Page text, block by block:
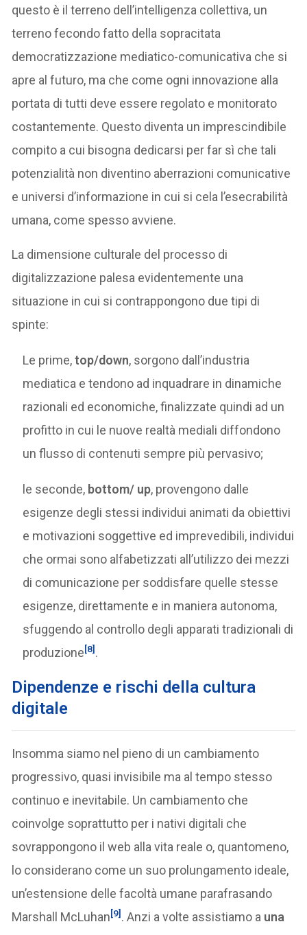
questo è il terreno dell’intelligenza collettiva, un
terreno fecondo fatto della sopracitata
democratizzazione mediatico-comunicativa che si
apre al futuro, ma che come ogni innovazione alla
portata di tutti deve essere regolato e monitorato
costantemente. Questo diventa un imprescindibile
compito a cui bisogna dedicarsi per far sì che tali
potenzialità non diventino aberrazioni comunicative
e universi d’informazione in cui si cela l’esecrabilità
umana, come spesso avviene.
La dimensione culturale del processo di
digitalizzazione palesa evidentemente una
situazione in cui si contrappongono due tipi di
spinte:
Le prime,top/down, sorgono dall’industria
mediatica e tendono ad inquadrare in dinamiche
razionali ed economiche, finalizzate quindi ad un
profitto in cui le nuove realtà mediali diffondono
un flusso di contenuti sempre più pervasivo;
le seconde, bottom/ up, provengono dalle
esigenze degli stessi individui animati da obiettivi
e motivazioni soggettive ed imprevedibili, individui
che ormai sono alfabetizzati all’utilizzo dei mezzi
di comunicazione per soddisfare quelle stesse
esigenze, direttamente e in maniera autonoma,
sfuggendo al controllo degli apparati tradizionali di
produzione[8] .
Dipendenze e rischi della cultura
digitale
Insomma siamo nel pieno di un cambiamento
progressivo, quasi invisibile ma al tempo stesso
continuo e inevitabile. Un cambiamento che
coinvolge soprattutto per i nativi digitali che
sovrappongono il web alla vita reale o, quantomeno,
lo considerano come un suo prolungamento ideale,
un’estensione delle facoltà umane parafrasando
Marshall McLuhan[9] . Anzi a volte assistiamo a una